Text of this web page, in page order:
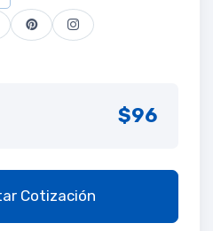
$96
Cotización